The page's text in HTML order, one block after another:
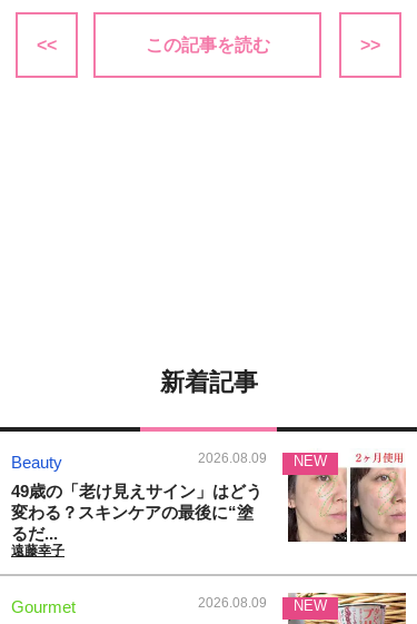
<< この記事を読む >>
新着記事
Beauty 2026.08.09
49歳の「老け見えサイン」はどう
変わる？スキンケアの最後に“塗
るだ...
遠藤幸子
NEW
Gourmet 2026.08.09 NEW